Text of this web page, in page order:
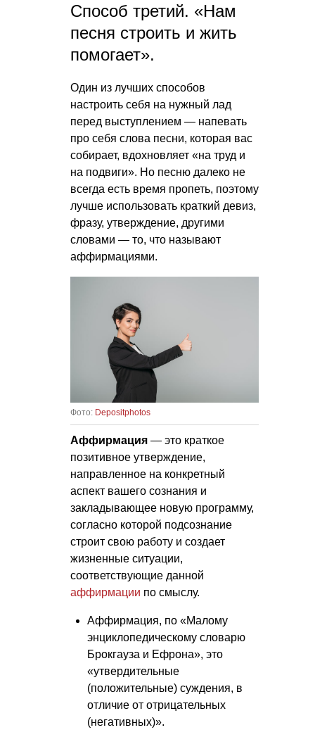
Способ третий. «Нам
песня строить и жить
помогает».
Один из лучших способов
настроить себя на нужный лад
перед выступлением — напевать
про себя слова песни, которая вас
собирает, вдохновляет «на труд и
на подвиги». Но песню далеко не
всегда есть время пропеть, поэтому
лучше использовать краткий девиз,
фразу, утверждение, другими
словами — то, что называют
аффирмациями.
Фото: Depositphotos
Аффирмация — это краткое
позитивное утверждение,
направленное на конкретный
аспект вашего сознания и
закладывающее новую программу,
согласно которой подсознание
строит свою работу и создает
жизненные ситуации,
соответствующие данной
аффирмации по смыслу.
Аффирмация, по «Малому
энциклопедическому словарю
Брокгауза и Ефрона», это
«утвердительные
(положительные) суждения, в
отличие от отрицательных
(негативных)».